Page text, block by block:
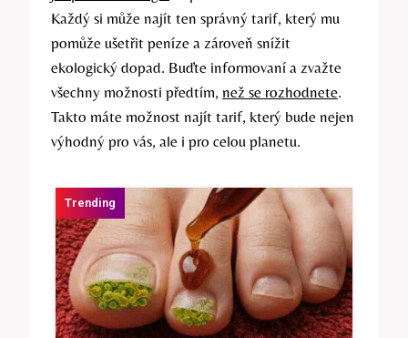
Každý si může najít ten správný tarif, který mu
pomůže ušetřit peníze a zároveň snížit
ekologický dopad. Buďte informovaní a zvažte
všechny možnosti předtím, než se rozhodnete.
Takto máte možnost najít tarif, který bude nejen
výhodný pro vás, ale i pro celou planetu.